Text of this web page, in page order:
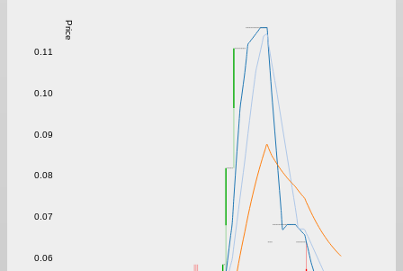
Price
0.06
0.07
0.08
0.09
0.10
0.11